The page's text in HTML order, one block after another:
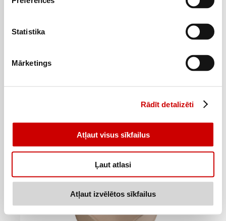
Statistika
Mārketings
Rādīt detalizēti
Atļaut visus sīkfailus
Ļaut atlasi
Atļaut izvēlētos sīkfailus
Sieviešu biksītes maxi FRIENDS, 54-56, melnas
8,99€/gab.